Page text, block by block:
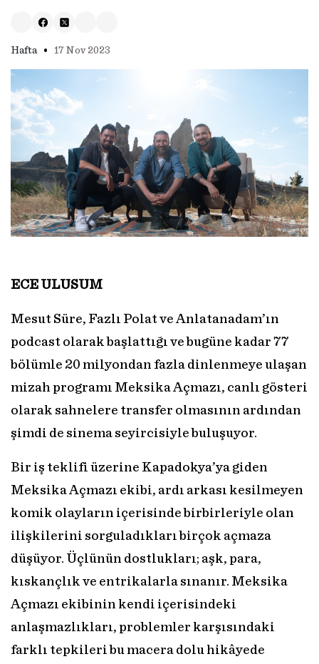
Hafta • 17 Nov 2023
ECE ULUSUM
Mesut Süre, Fazlı Polat ve Anlatanadam’ın
podcast olarak başlattığı ve bugüne kadar 77
bölümle 20 milyondan fazla dinlenmeye ulaşan
mizah programı Meksika Açmazı, canlı gösteri
olarak sahnelere transfer olmasının ardından
şimdi de sinema seyircisiyle buluşuyor.
Bir iş teklifi üzerine Kapadokya’ya giden
Meksika Açmazı ekibi, ardı arkası kesilmeyen
komik olayların içerisinde birbirleriyle olan
ilişkilerini sorguladıkları birçok açmaza
düşüyor. Üçlünün dostlukları; aşk, para,
kıskançlık ve entrikalarla sınanır. Meksika
Açmazı ekibinin kendi içerisindeki
anlaşmazlıkları, problemler karşısındaki
farklı tepkileri bu macera dolu hikâyede